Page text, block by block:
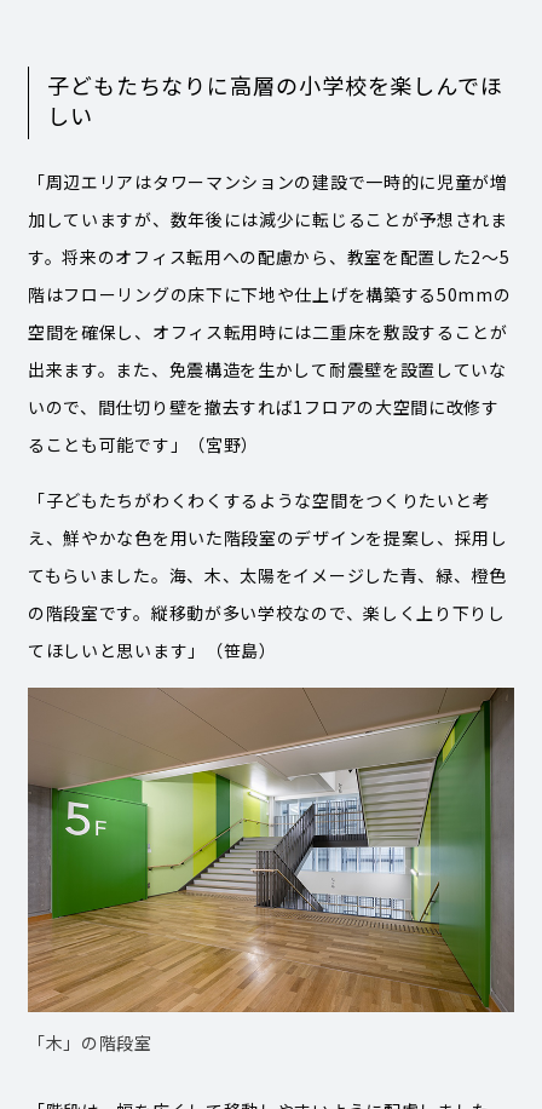
子どもたちなりに高層の小学校を楽しんでほ
しい
「周辺エリアはタワーマンションの建設で一時的に児童が増
加していますが、数年後には減少に転じることが予想されま
す。将来のオフィス転用への配慮から、教室を配置した2～5
階はフローリングの床下に下地や仕上げを構築する50mmの
空間を確保し、オフィス転用時には二重床を敷設することが
出来ます。また、免震構造を生かして耐震壁を設置していな
いので、間仕切り壁を撤去すれば1フロアの大空間に改修す
ることも可能です」（宮野）
「子どもたちがわくわくするような空間をつくりたいと考
え、鮮やかな色を用いた階段室のデザインを提案し、採用し
てもらいました。海、木、太陽をイメージした青、緑、橙色
の階段室です。縦移動が多い学校なので、楽しく上り下りし
てほしいと思います」（笹島）
「木」の階段室